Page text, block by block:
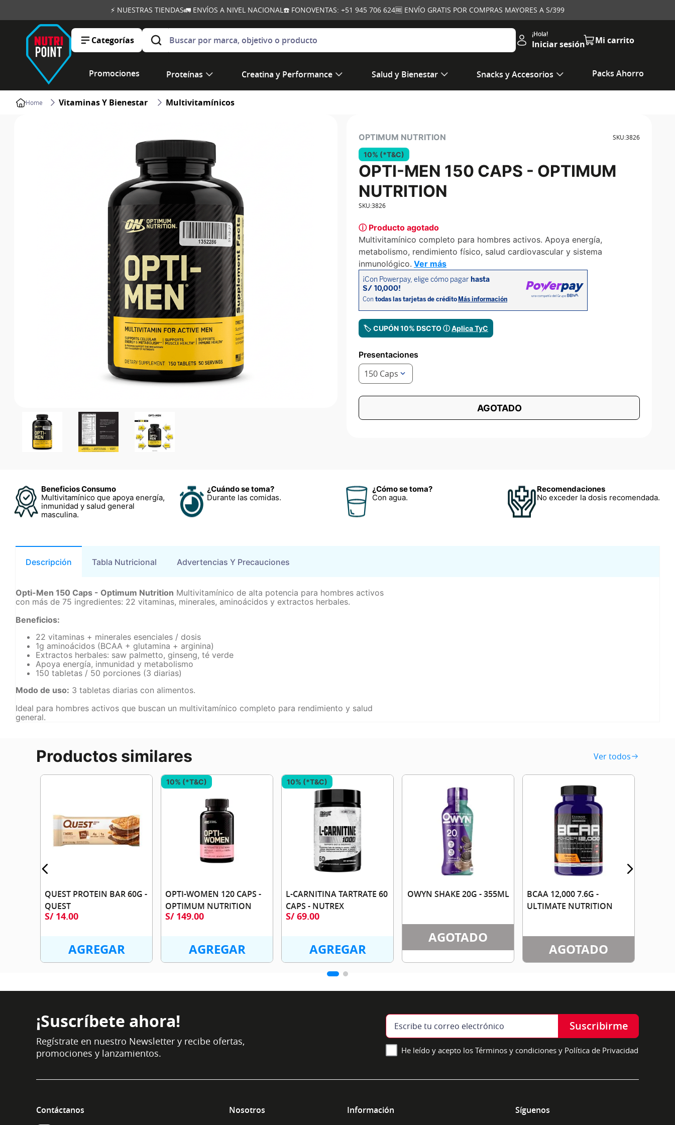
⚡ NUESTRAS TIENDAS🚛 ENVÍOS A NIVEL NACIONAL☎️ FONOVENTAS: +51 945 706 624🆓 ENVÍO GRATIS POR COMPRAS MAYORES A S/399
Categorías
Buscar por marca, objetivo o producto
Iniciar sesión
Promociones Proteínas Creatina y Performance Salud y Bienestar Snacks y Accesorios Packs Ahorro
Vitaminas Y Bienestar Multivitamínicos
OPTIMUM NUTRITION SKU:3826
10% (*T&C)
OPTI-MEN 150 CAPS - OPTIMUM
NUTRITION
SKU:3826
ⓘ Producto agotado
Multivitamínico completo para hombres activos. Apoya energía,
metabolismo, rendimiento físico, salud cardiovascular y sistema
inmunológico. Ver más
🏷️ CUPÓN 10% DSCTO ⓘAplica TyC
Presentaciones
150 Caps
AGOTADO
Beneficios Consumo
Multivitamínico que apoya energía,
inmunidad y salud general
masculina.
¿Cuándo se toma?
Durante las comidas.
¿Cómo se toma?
Con agua.
Recomendaciones
No exceder la dosis recomendada.
Descripción Tabla Nutricional Advertencias Y Precauciones
Opti-Men 150 Caps - Optimum Nutrition Multivitamínico de alta potencia para hombres activos
con más de 75 ingredientes: 22 vitaminas, minerales, aminoácidos y extractos herbales.
Beneficios:
22 vitaminas + minerales esenciales / dosis
1g aminoácidos (BCAA + glutamina + arginina)
Extractos herbales: saw palmetto, ginseng, té verde
Apoya energía, inmunidad y metabolismo
150 tabletas / 50 porciones (3 diarias)
Modo de uso: 3 tabletas diarias con alimentos.
Ideal para hombres activos que buscan un multivitamínico completo para rendimiento y salud
general.
Productos similares Ver todos
QUEST PROTEIN BAR 60G -
QUEST
S/ 14.00
AGREGAR
10% (*T&C)
OPTI-WOMEN 120 CAPS -
OPTIMUM NUTRITION
S/ 149.00
AGREGAR
10% (*T&C)
L-CARNITINA TARTRATE 60
CAPS - NUTREX
S/ 69.00
AGREGAR
OWYN SHAKE 20G - 355ML
AGOTADO
BCAA 12,000 7.6G -
ULTIMATE NUTRITION
AGOTADO
¡Suscríbete ahora!
Regístrate en nuestro Newsletter y recibe ofertas,
promociones y lanzamientos.
Suscribirme
He leído y acepto los Términos y condiciones y Política de Privacidad
Contáctanos Nosotros Información Síguenos